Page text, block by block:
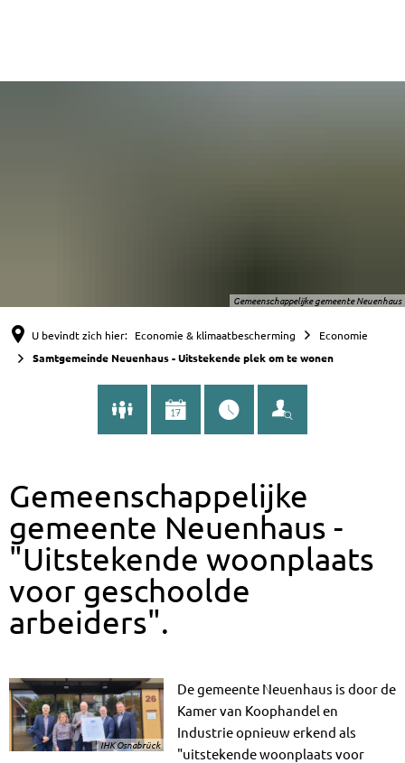
Gemeenschappelijke gemeente Neuenhaus
U bevindt zich hier: Economie & klimaatbescherming
Economie
Samtgemeinde Neuenhaus - Uitstekende plek om te wonen
Gemeenschappelijke
gemeente Neuenhaus -
"Uitstekende woonplaats
voor geschoolde
arbeiders".
IHK Osnabrück
De gemeente Neuenhaus is door de
Kamer van Koophandel en
Industrie opnieuw erkend als
"uitstekende woonplaats voor